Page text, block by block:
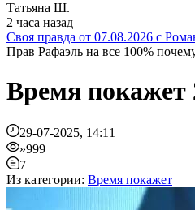
Татьяна Ш.
2 часа назад
Своя правда от 07.08.2026 с
Прав Рафаэль на все 100%
Время покажет
29-07-2025, 14:11
»999
7
Из категории: Время покажет